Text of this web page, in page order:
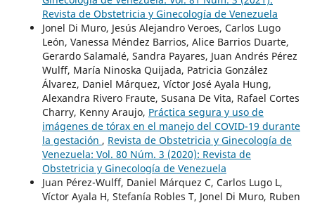
Revista de Obstetricia y Ginecología de Venezuela
Jonel Di Muro, Jesús Alejandro Veroes, Carlos Lugo
León, Vanessa Méndez Barrios, Alice Barrios Duarte,
Gerardo Salamalé, Sandra Payares, Juan Andrés Pérez
Wulff, María Ninoska Quijada, Patricia González
Álvarez, Daniel Márquez, Víctor José Ayala Hung,
Alexandra Rivero Fraute, Susana De Vita, Rafael Cortes
Charry, Kenny Araujo, Práctica segura y uso de
imágenes de tórax en el manejo del COVID-19 durante
la gestación , Revista de Obstetricia y Ginecología de
Venezuela: Vol. 80 Núm. 3 (2020): Revista de
Obstetricia y Ginecología de Venezuela
Juan Pérez-Wulff, Daniel Márquez C, Carlos Lugo L,
Víctor Ayala H, Stefanía Robles T, Jonel Di Muro, Ruben